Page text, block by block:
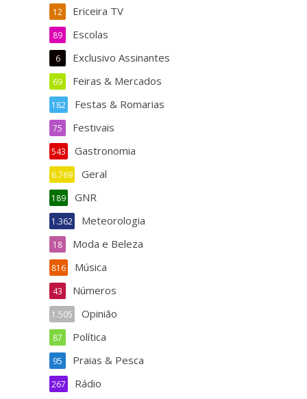
Ericeira TV
12
Escolas
89
Exclusivo Assinantes
6
Feiras & Mercados
69
Festas & Romarias
182
Festivais
75
Gastronomia
543
Geral
6.769
GNR
189
Meteorologia
1.362
Moda e Beleza
18
Música
816
Números
43
Opinião
1.505
Política
87
Praias & Pesca
95
Rádio
267